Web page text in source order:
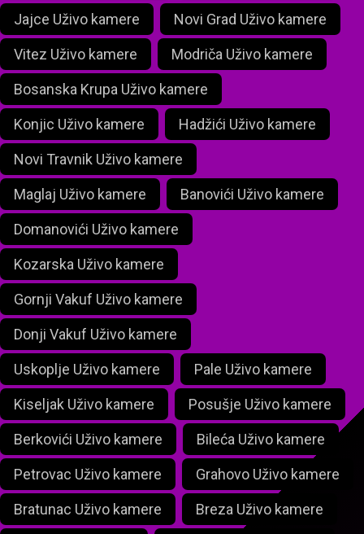
Jajce Uživo kamere Novi Grad Uživo kamere
Vitez Uživo kamere Modriča Uživo kamere
Bosanska Krupa Uživo kamere
Konjic Uživo kamere Hadžići Uživo kamere
Novi Travnik Uživo kamere
Maglaj Uživo kamere Banovići Uživo kamere
Domanovići Uživo kamere
Kozarska Uživo kamere
Gornji Vakuf Uživo kamere
Donji Vakuf Uživo kamere
Uskoplje Uživo kamere Pale Uživo kamere
Kiseljak Uživo kamere Posušje Uživo kamere
Berkovići Uživo kamere Bileća Uživo kamere
Petrovac Uživo kamere Grahovo Uživo kamere
Bratunac Uživo kamere Breza Uživo kamere